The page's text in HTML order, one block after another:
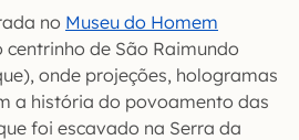
no Museu do Homem
centrinho de São Raimundo
onde projeções, hologramas
a história do povoamento das
foi escavado na Serra da